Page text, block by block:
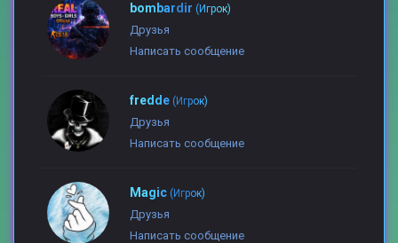
bombardir (Игрок)
Друзья
Написать сообщение
fredde (Игрок)
Друзья
Написать сообщение
Magic (Игрок)
Друзья
Написать сообщение